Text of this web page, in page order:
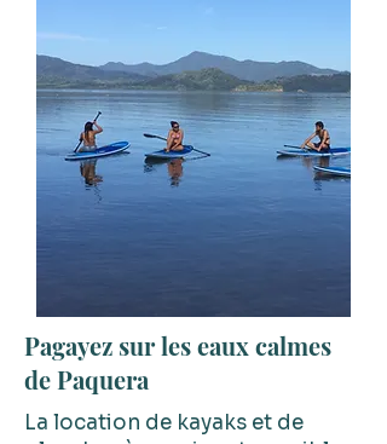
Pagayez sur les eaux calmes
de Paquera
La location de kayaks et de